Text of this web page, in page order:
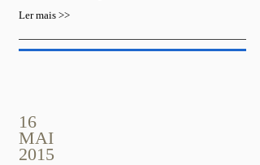
Ler mais >>
16
MAI
2015